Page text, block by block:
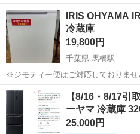
日128日★クリーンルーム内作業★マ
★就業先食堂利用可！日払い制度あり！
工場のお仕事 ◇コネクタ製造工...
茨城 常陸大宮市
IRIS OHYAMA
冷蔵庫
19,800円
千葉県 馬橋駅
※ジモティー便はご対応しておりません ご
の前に在庫の確認をお願い致します。 ■お問い合わせ番号
1039010538998 ■中古品になります。キズや汚れなどがございます。
千葉 キッ
【8/16・8/17引
ーヤマ 冷蔵庫
25,000円